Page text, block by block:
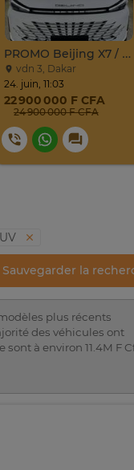
PROMO Beijing X7 / 2025
vdn 3, Dakar
24. juin, 11:03
22 900 000 F CFA
24 900 000 F CFA
Sauvegarder la
plus récents
des véhicules ont
à environ 11.4M F